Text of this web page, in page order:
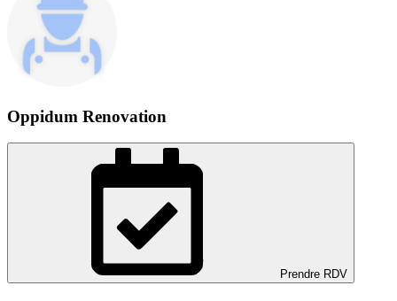
Oppidum Renovation
Prendre RDV